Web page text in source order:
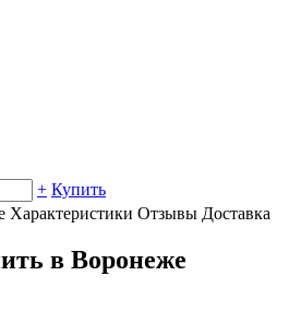
+ Купить
Характеристики Отзывы Доставка
в Воронеже